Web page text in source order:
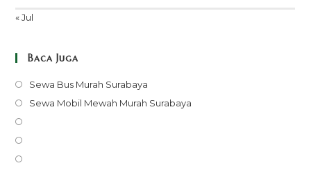
« Jul
Baca Juga
Sewa Bus Murah Surabaya
in
Sewa Mobil Mewah Murah Surabaya